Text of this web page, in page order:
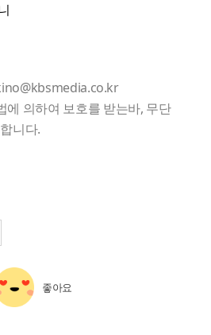
에 의하여 보호를 받는바, 무단
니다.
좋아요